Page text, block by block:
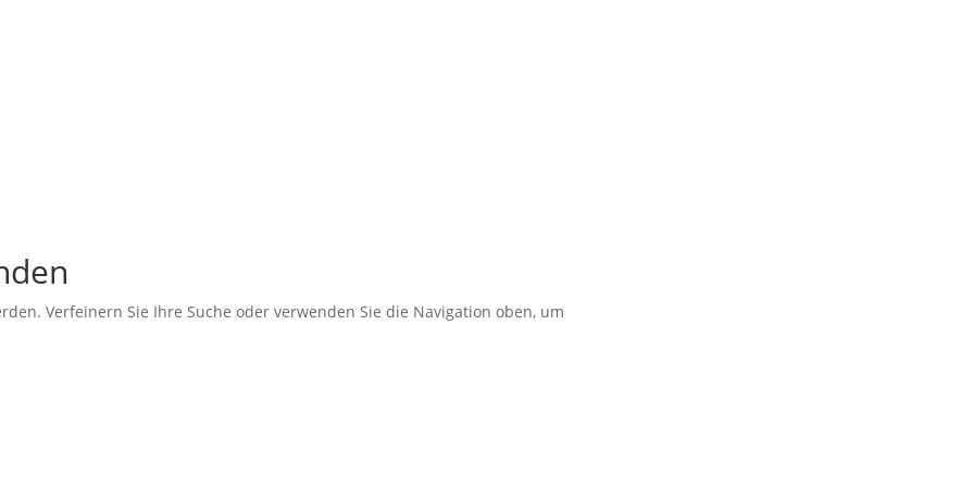
Verfeinern Sie Ihre Suche oder verwenden Sie die Navigation oben, um